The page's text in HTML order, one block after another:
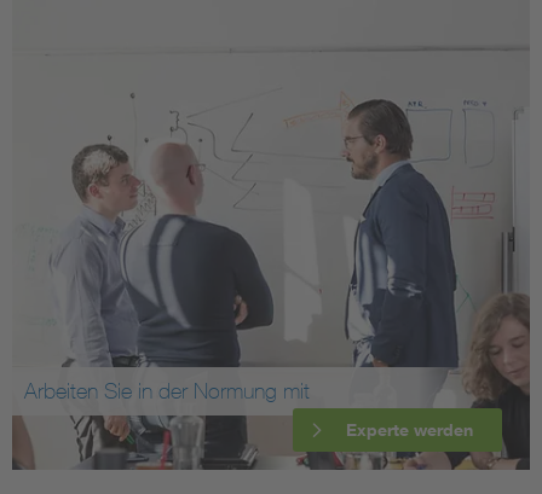
Arbeiten Sie in der Normung mit
Experte werden